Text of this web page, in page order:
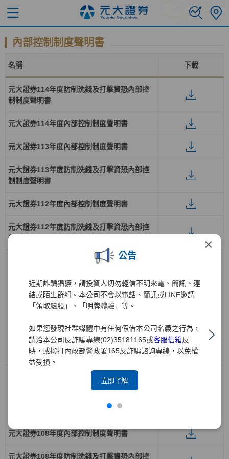
×
公告
近期詐騙猖獗，請投資人切勿輕信不明來電、簡訊、連
結或陌生群組。本公司不會以電話、簡訊或LINE邀請
「領取飆股」、「明牌體驗」等。
如果您發現社群媒體中有任何假借本公司名義之行為，
請洽本公司反詐騙專線(02)35181165或客服信箱反
映，或撥打內政部警政署165反詐騙諮詢專線，以免權
益受損。
立即了解
內部控制制度聲明書
名稱 下載
元大證券114年度防制洗錢及打擊資恐內部控
制制度聲明書
元大證券114年度內部控制制度聲明書
元大證券113年度內部控制制度聲明書
元大證券113年度防制洗錢及打擊資恐內部控
制制度聲明書
元大證券112年度內部控制制度聲明書
元大證券112年度防制洗錢及打擊資恐內部控
制制度聲明書
元大證券111年度內部控制制度聲明書
元大證券111年度防制洗錢及打擊資恐內部控
制制度聲明書
元大證券110年度防制洗錢及打擊資恐內部控
制制度聲明書
元大證券109年度內部控制制度聲明書
元大證券108年度內部控制制度聲明書
元大證券108年度防制洗錢及打擊資恐內部控